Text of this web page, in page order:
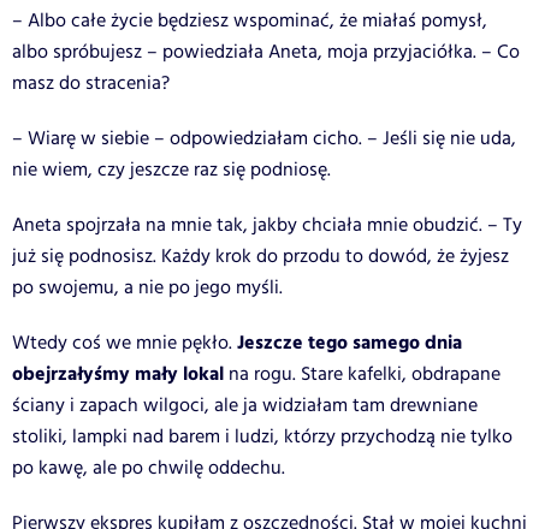
– Albo całe życie będziesz wspominać, że miałaś pomysł,
albo spróbujesz – powiedziała Aneta, moja przyjaciółka. – Co
masz do stracenia?
– Wiarę w siebie – odpowiedziałam cicho. – Jeśli się nie uda,
nie wiem, czy jeszcze raz się podniosę.
Aneta spojrzała na mnie tak, jakby chciała mnie obudzić. – Ty
już się podnosisz. Każdy krok do przodu to dowód, że żyjesz
po swojemu, a nie po jego myśli.
Wtedy coś we mnie pękło.Jeszcze tego samego dnia
obejrzałyśmy mały lokal na rogu. Stare kafelki, obdrapane
ściany i zapach wilgoci, ale ja widziałam tam drewniane
stoliki, lampki nad barem i ludzi, którzy przychodzą nie tylko
po kawę, ale po chwilę oddechu.
Pierwszy ekspres kupiłam z oszczędności. Stał w mojej kuchni